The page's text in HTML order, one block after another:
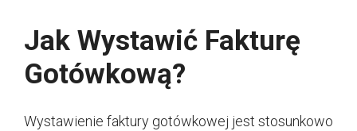
Jak Wystawić Fakturę
Gotówkową?
Wystawienie faktury gotówkowej jest stosunkowo